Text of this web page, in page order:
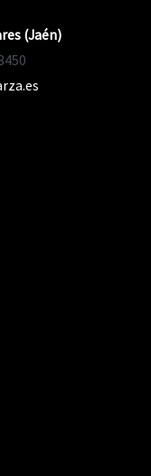
(Jaén)